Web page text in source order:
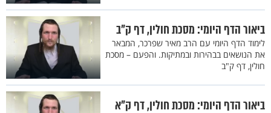
ביאור הדף היומי: מסכת חולין, דף ק"ב
לימוד הדף היומי עם הרב מאיר שפרכר, המבאר
את הנושאים בבהירות ובמתיקות. והפעם – מסכת
חולין, דף ק"ב
ביאור הדף היומי: מסכת חולין, דף ק"א